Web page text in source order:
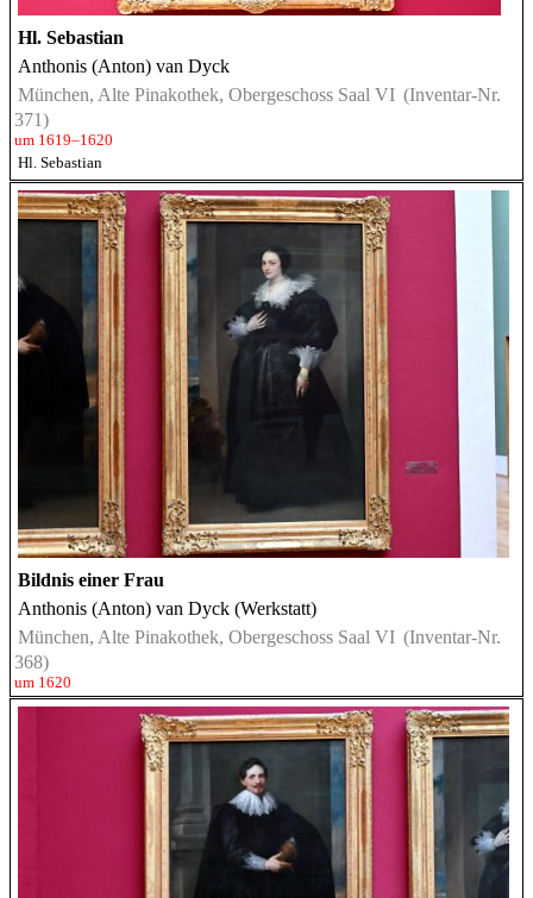
Hl. Sebastian
Anthonis (Anton) van Dyck
München, Alte Pinakothek, Obergeschoss Saal VI (Inventar-Nr.
371)
um 1619–1620
Hl. Sebastian
Bildnis einer Frau
Anthonis (Anton) van Dyck (Werkstatt)
München, Alte Pinakothek, Obergeschoss Saal VI (Inventar-Nr.
368)
um 1620